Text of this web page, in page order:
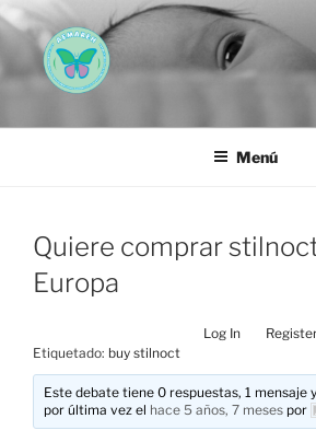
Saltar
al
contenido
AEMAREH
Menú
Quiere comprar
Europa
Log In
Etiquetado: buy stilnoct
Este debate tiene 0 respuestas, 1 mensaje
por última vez el hace 5 años, 7 meses por